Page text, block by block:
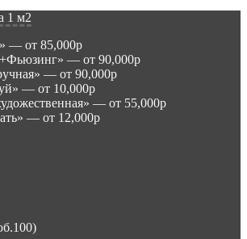
1 м2
— от 85,000р
— от 90,000р
— от 90,000р
— от 10,000р
— от 55,000р
— от 12,000р